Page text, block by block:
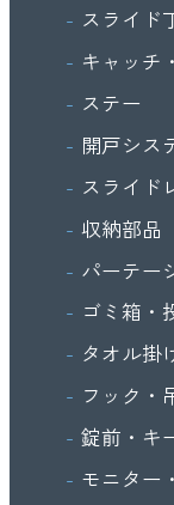
スライド
キャッチ
ステー
開戸シス
スライド
収納部品
パーテー
ゴミ箱・
タオル掛
フック・
錠前・キ
モニター